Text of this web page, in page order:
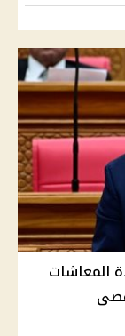
المعاشات